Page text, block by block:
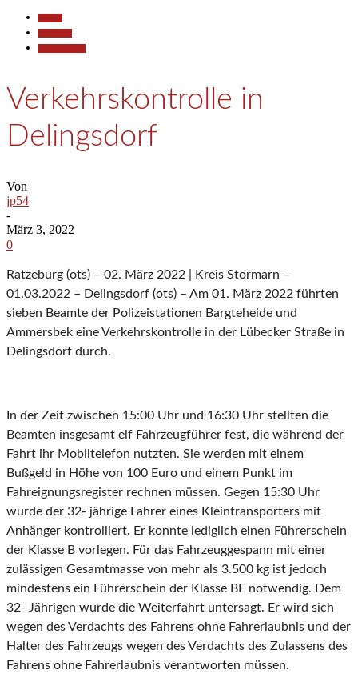
Verkehrskontrolle in
Delingsdorf
Von
jp54
-
März 3, 2022
0
Ratzeburg (ots) – 02. März 2022 | Kreis Stormarn –
01.03.2022 – Delingsdorf (ots) – Am 01. März 2022 führten
sieben Beamte der Polizeistationen Bargteheide und
Ammersbek eine Verkehrskontrolle in der Lübecker Straße in
Delingsdorf durch.
In der Zeit zwischen 15:00 Uhr und 16:30 Uhr stellten die
Beamten insgesamt elf Fahrzeugführer fest, die während der
Fahrt ihr Mobiltelefon nutzten. Sie werden mit einem
Bußgeld in Höhe von 100 Euro und einem Punkt im
Fahreignungsregister rechnen müssen. Gegen 15:30 Uhr
wurde der 32- jährige Fahrer eines Kleintransporters mit
Anhänger kontrolliert. Er konnte lediglich einen Führerschein
der Klasse B vorlegen. Für das Fahrzeuggespann mit einer
zulässigen Gesamtmasse von mehr als 3.500 kg ist jedoch
mindestens ein Führerschein der Klasse BE notwendig. Dem
32- Jährigen wurde die Weiterfahrt untersagt. Er wird sich
wegen des Verdachts des Fahrens ohne Fahrerlaubnis und der
Halter des Fahrzeugs wegen des Verdachts des Zulassens des
Fahrens ohne Fahrerlaubnis verantworten müssen.